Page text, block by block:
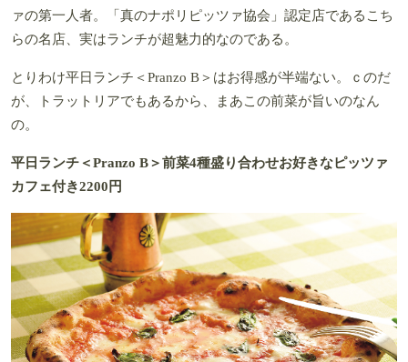
ァの第一人者。「真のナポリピッツァ協会」認定店であるこち
らの名店、実はランチが超魅力的なのである。
とりわけ平日ランチ＜Pranzo B＞はお得感が半端ない。ｃのだ
が、トラットリアでもあるから、まあこの前菜が旨いのなん
の。
平日ランチ＜Pranzo B＞前菜4種盛り合わせお好きなピッツァ
カフェ付き2200円